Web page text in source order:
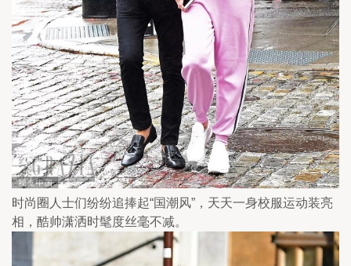
时尚圈人士们纷纷追捧起“国潮风”，天天一身校服运动装亮
相，酷帅潇洒时髦度丝毫不减。